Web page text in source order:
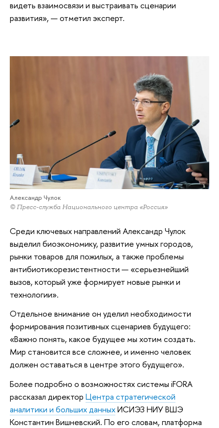
видеть взаимосвязи и выстраивать сценарии
развития», — отметил эксперт.
Александр Чулок
© Пресс-служба Национального центра «Россия»
Среди ключевых направлений Александр Чулок
выделил биоэкономику, развитие умных городов,
рынки товаров для пожилых, а также проблемы
антибиотикорезистентности — «серьезнейший
вызов, который уже формирует новые рынки и
технологии».
Отдельное внимание он уделил необходимости
формирования позитивных сценариев будущего:
«Важно понять, какое будущее мы хотим создать.
Мир становится все сложнее, и именно человек
должен оставаться в центре этого будущего».
Более подробно о возможностях системы iFORA
рассказал директор Центра стратегической
аналитики и больших данныхИСИЭЗ НИУ ВШЭ
Константин Вишневский. По его словам, платформа